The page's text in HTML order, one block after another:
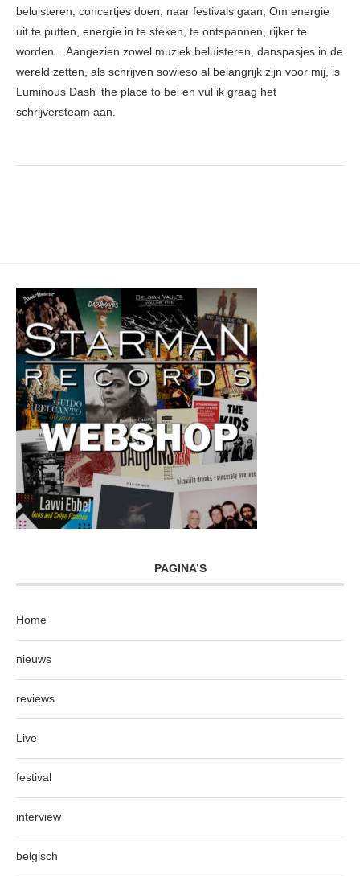
beluisteren, concertjes doen, naar festivals gaan; Om energie
uit te putten, energie in te steken, te ontspannen, rijker te
worden... Aangezien zowel muziek beluisteren, danspasjes in de
wereld zetten, als schrijven sowieso al belangrijk zijn voor mij, is
Luminous Dash 'the place to be' en vul ik graag het
schrijversteam aan.
PAGINA’S
Home
nieuws
reviews
Live
festival
interview
belgisch